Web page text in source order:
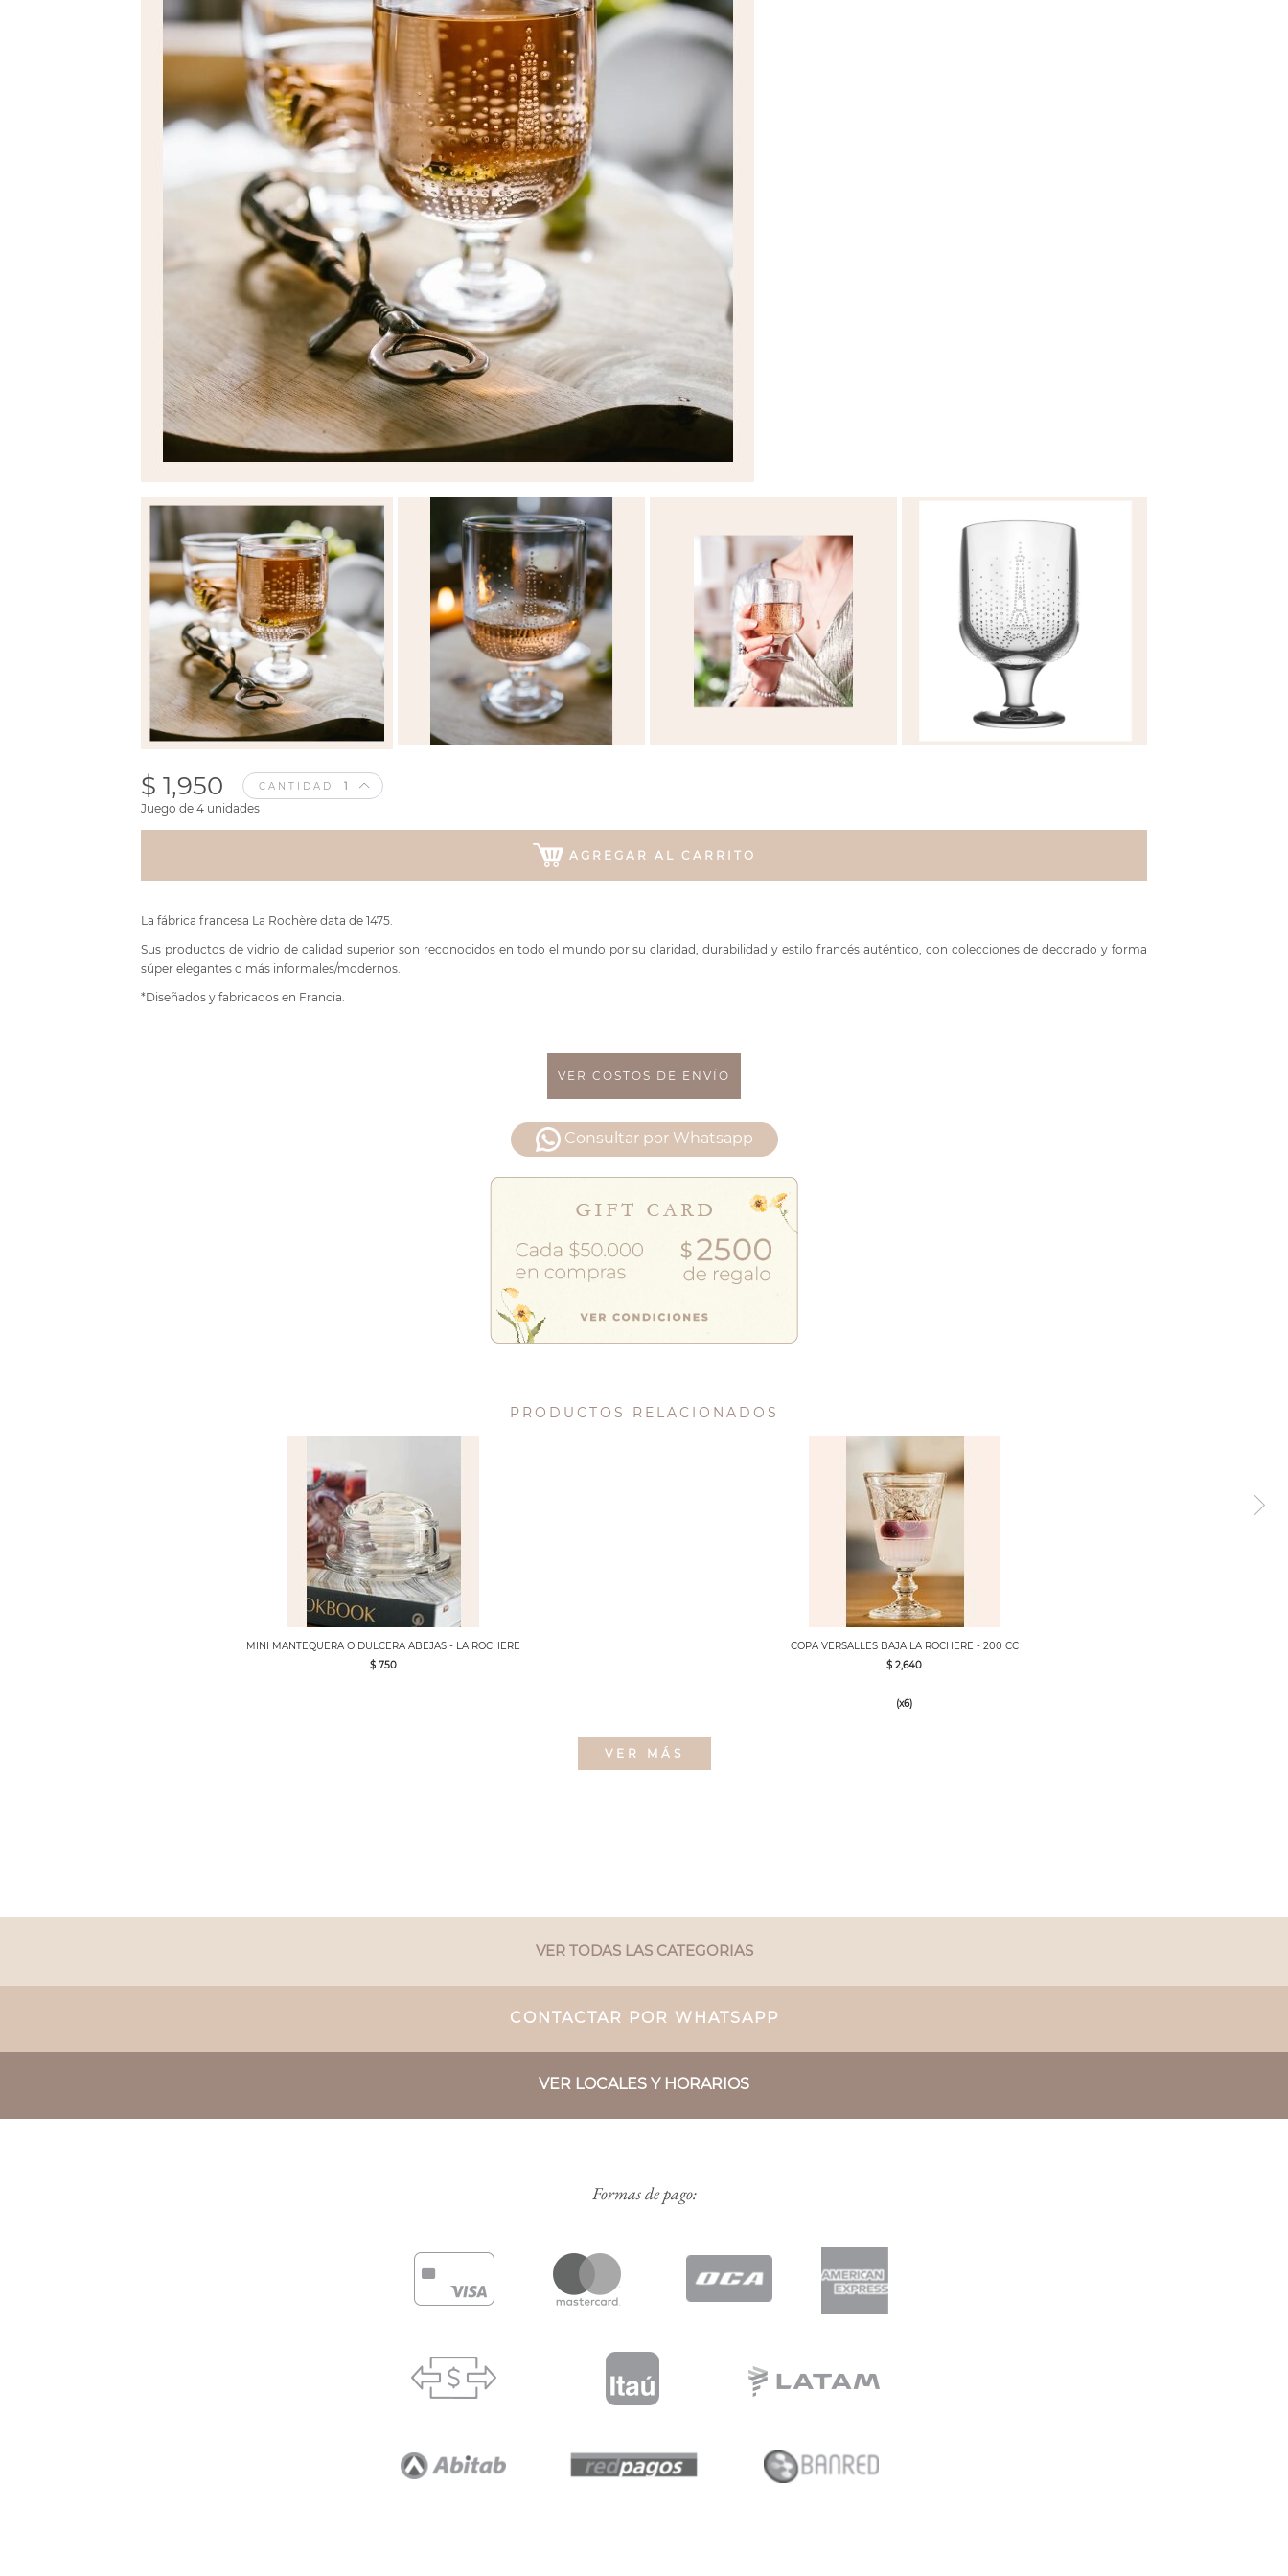
$ 1,950 CANTIDAD
Juego de 4 unidades
AGREGAR AL CARRITO
La fábrica francesa La Rochère data de 1475.
Sus productos de vidrio de calidad superior son reconocidos en todo el mundo por su claridad, durabilidad y estilo francés auténtico, con colecciones de decorado y forma
súper elegantes o más informales/modernos.
*Diseñados y fabricados en Francia.
VER COSTOS DE ENVÍO
Consultar por Whatsapp
PRODUCTOS RELACIONADOS
MINI MANTEQUERA O DULCERA ABEJAS - LA ROCHERE
$ 750
COPA VERSALLES BAJA LA ROCHERE - 200 CC
$ 2,640
(x6)
VER MÁS
VER TODAS LAS CATEGORIAS
CONTACTAR POR WHATSAPP
VER LOCALES Y HORARIOS
Formas de pago: